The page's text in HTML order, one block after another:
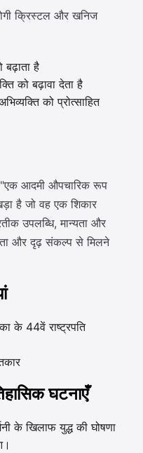
क्रिस्टल और खनिज
है
को बढ़ावा देता है
को प्रोत्साहित
आदमी औपचारिक रूप
है जो वह एक शिकार
उपलब्धि, मान्यता और
और दृढ़ संकल्प से मिलने
के 44वें राष्ट्रपति
घटनाएँ
के खिलाफ युद्ध की घोषणा